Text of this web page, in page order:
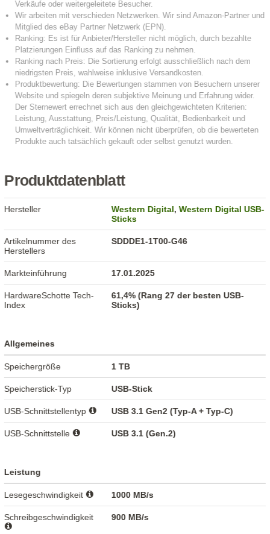
Produktdatenblatt
Hersteller Western Digital,Western Digital USB-
Sticks
Artikelnummer des
Herstellers
SDDDE1-1T00-G46
Markteinführung 17.01.2025
HardwareSchotte Tech-
Index
61,4% (Rang 27 der besten USB-
Sticks)
Allgemeines
Speichergröße 1 TB
Speicherstick-Typ USB-Stick
USB-Schnittstellentyp USB 3.1 Gen2 (Typ-A + Typ-C)
USB-Schnittstelle USB 3.1 (Gen.2)
Leistung
Lesegeschwindigkeit 1000 MB/s
Schreibgeschwindigkeit 900 MB/s